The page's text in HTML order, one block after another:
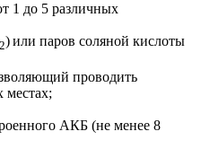
1 до 5 различных
2)или паров соляной кислоты
проводить
местах;
АКБ (не менее 8